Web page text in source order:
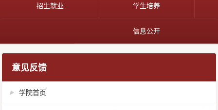
招生就业 学生培养
信息公开
意见反馈
▶ 学院首页